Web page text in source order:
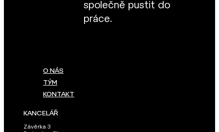
společně pustit do
práce.
O NÁS
TÝM
KONTAKT
KANCELÁŘ
Závěrka 3